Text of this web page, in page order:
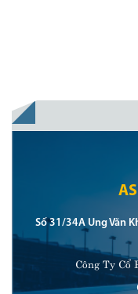
Số 31/34A Ung Văn
Công Ty Cổ